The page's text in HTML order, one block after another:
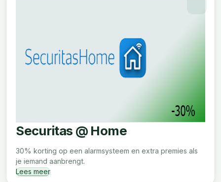
Securitas @ Home
30% korting op een alarmsysteem en extra premies als
je iemand aanbrengt.
Lees meer